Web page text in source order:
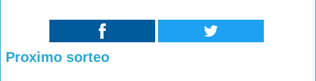
Proximo sorteo